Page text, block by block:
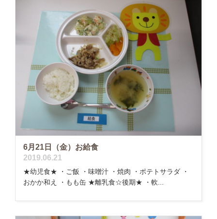
6月21日（金）お給食
2019.06.21
★幼児食★ ・ご飯 ・味噌汁 ・焼肉 ・ポテトサラダ ・
おかか和え ・もも缶 ★離乳食☆後期★ ・軟...